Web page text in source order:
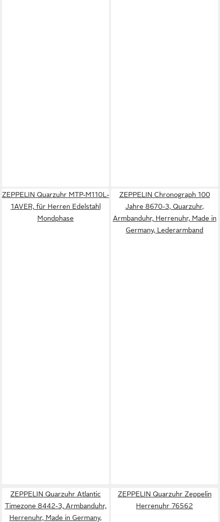
ZEPPELIN Quarzuhr MTP-M110L-
1AVER, für Herren Edelstahl
Mondphase
ZEPPELIN Chronograph 100
Jahre 8670-3, Quarzuhr,
Armbanduhr, Herrenuhr, Made in
Germany, Lederarmband
ZEPPELIN Quarzuhr Atlantic
Timezone 8442-3, Armbanduhr,
Herrenuhr, Made in Germany,
ZEPPELIN Quarzuhr Zeppelin
Herrenuhr 76562